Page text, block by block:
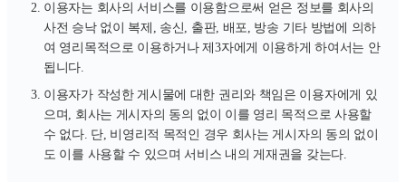
이용자는 회사의 서비스를 이용함으로써 얻은 정보를 회사의
사전 승낙 없이 복제, 송신, 출판, 배포, 방송 기타 방법에 의하
여 영리목적으로 이용하거나 제3자에게 이용하게 하여서는 안
됩니다.
이용자가 작성한 게시물에 대한 권리와 책임은 이용자에게 있
으며, 회사는 게시자의 동의 없이 이를 영리 목적으로 사용할
수 없다. 단, 비영리적 목적인 경우 회사는 게시자의 동의 없이
도 이를 사용할 수 있으며 서비스 내의 게재권을 갖는다.